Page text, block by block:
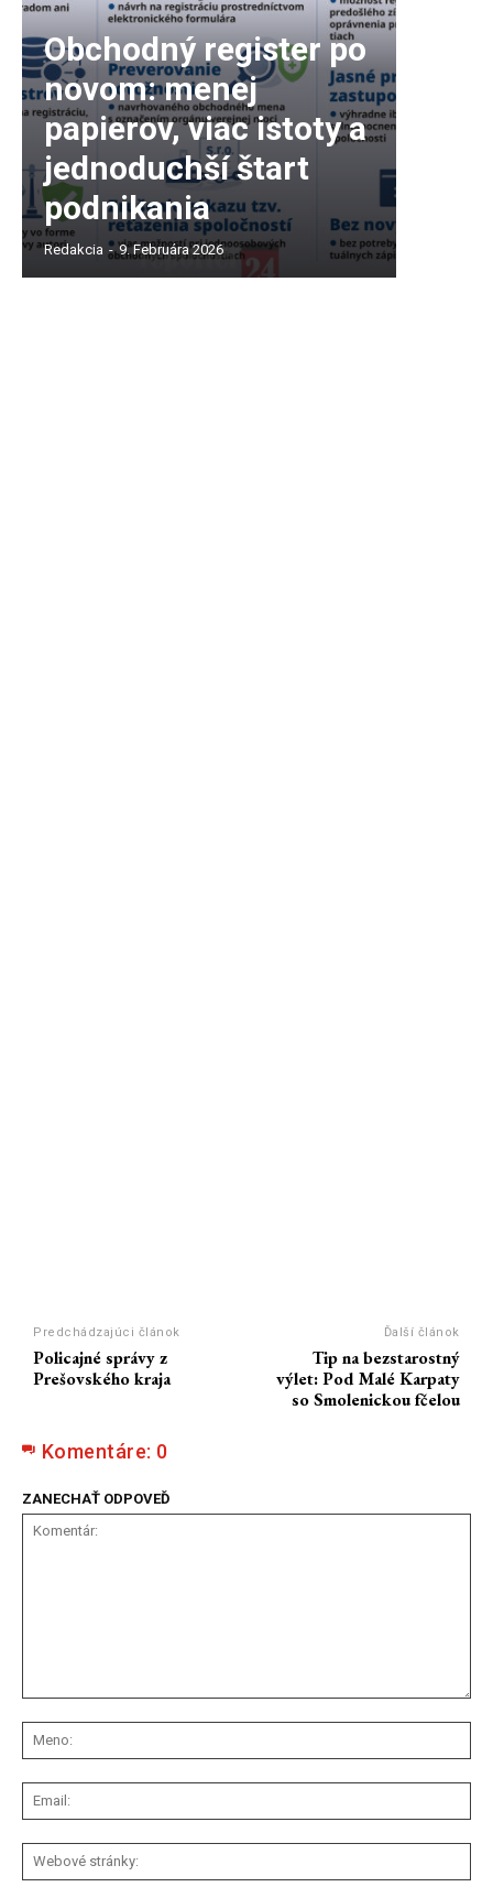
Obchodný register po
novom: menej
papierov, viac istoty a
jednoduchší štart
podnikania
Redakcia - 9. Februára 2026
Predchádzajúci článok
Policajné správy z
Prešovského kraja
Ďalší článok
Tip na bezstarostný
výlet: Pod Malé Karpaty
so Smolenickou fčelou
Komentáre: 0
ZANECHAŤ ODPOVEĎ